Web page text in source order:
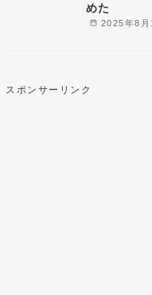
2025年8月
めた
スポンサーリンク